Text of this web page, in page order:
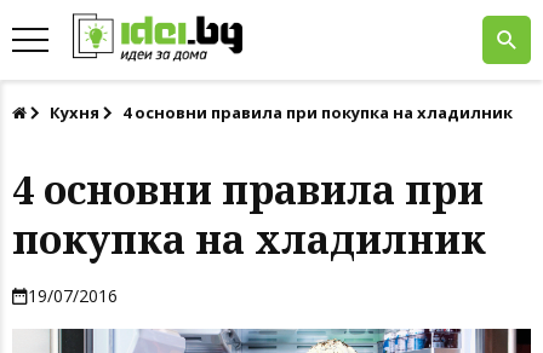
Кухня 4 основни правила при покупка на хладилник
4 основни правила при
покупка на хладилник
19/07/2016